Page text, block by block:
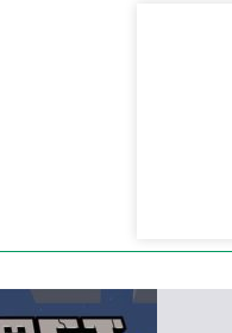
или при